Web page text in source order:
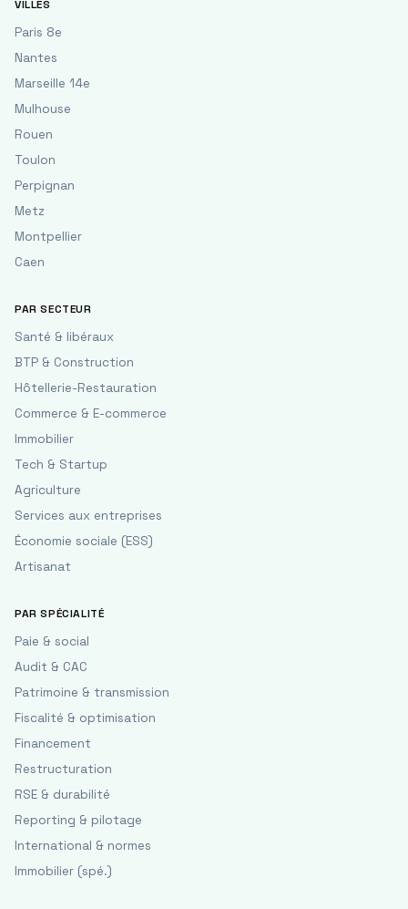
VILLES
Paris 8e
Nantes
Marseille 14e
Mulhouse
Rouen
Toulon
Perpignan
Metz
Montpellier
Caen
PAR SECTEUR
Santé & libéraux
BTP & Construction
Hôtellerie-Restauration
Commerce & E-commerce
Immobilier
Tech & Startup
Agriculture
Services aux entreprises
Économie sociale (ESS)
Artisanat
PAR SPÉCIALITÉ
Paie & social
Audit & CAC
Patrimoine & transmission
Fiscalité & optimisation
Financement
Restructuration
RSE & durabilité
Reporting & pilotage
International & normes
Immobilier (spé.)